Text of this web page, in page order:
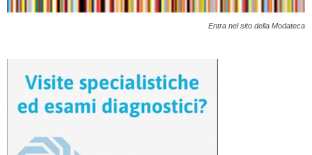
Entra nel sito della Modateca